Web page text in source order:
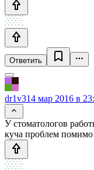
Ответить
dr1v314 мар 2016 в
У стоматологов
куча проблем помимо